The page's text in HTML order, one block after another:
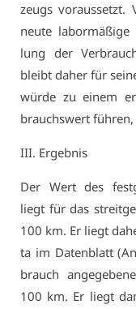
zeugs
neu­te la­bor­mä­ßi­ge
lung der
bleibt da­her für
wür­de zu ei­nem
brauchs­wert
III. Er­geb­nis
Der Wert des
liegt für das
100 km. Er liegt
ta im Da­ten­blatt
brauch
100 km. Er liegt